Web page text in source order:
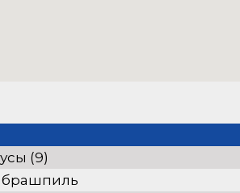
(9)
брашпиль